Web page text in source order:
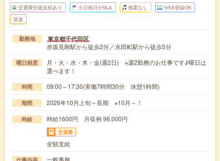
交通費別途支給あり 土日祝日が休み 残業なし WEB登録OK
派遣
勤務地 東京都千代田区
赤坂見附駅から徒歩2分／永田町駅から徒歩5分
曜日頻度
月・火・水・木・金(週2日) ※週2勤務のお仕事です♪曜日は
選べます！
時間 09:00～17:30(実働7時間30分 休憩1時間)
期間 2026年10月上旬～長期 ※10月～！
時給 時給1600円 月収例 96,000円
交通費
全額支給